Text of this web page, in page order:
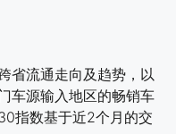
省流通走向及趋势，以
车源输入地区的畅销车
指数基于近2个月的交